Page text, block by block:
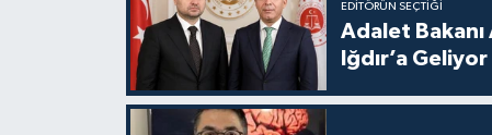
EDITÖRÜN SEÇTIĞI
Adalet
Iğdır’a Geliyor